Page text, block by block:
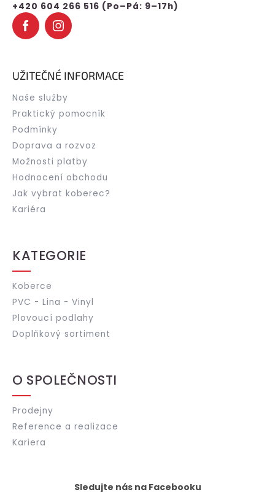
+420 604 266 516 (Po–Pá: 9–17h)
UŽITEČNÉ INFORMACE
Naše služby
Praktický pomocník
Podmínky
Doprava a rozvoz
Možnosti platby
Hodnocení obchodu
Jak vybrat koberec?
Kariéra
KATEGORIE
Koberce
PVC - Lina - Vinyl
Plovoucí podlahy
Doplňkový sortiment
O SPOLEČNOSTI
Prodejny
Reference a realizace
Kariera
Sledujte nás na Facebooku